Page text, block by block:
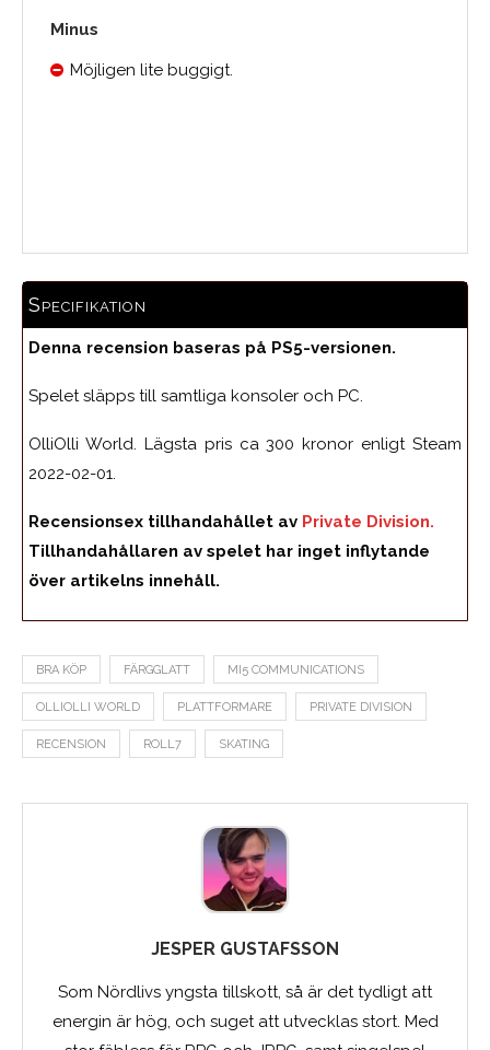
Minus
Möjligen lite buggigt.
Specifikation
Denna recension baseras på PS5-versionen.
Spelet släpps till samtliga konsoler och PC.
OlliOlli World. Lägsta pris ca 300 kronor enligt Steam
2022-02-01.
Recensionsex tillhandahållet av Private Division.
Tillhandahållaren av spelet har inget inflytande
över artikelns innehåll.
BRA KÖP FÄRGGLATT MI5 COMMUNICATIONS
OLLIOLLI WORLD PLATTFORMARE PRIVATE DIVISION
RECENSION ROLL7 SKATING
JESPER GUSTAFSSON
Som Nördlivs yngsta tillskott, så är det tydligt att
energin är hög, och suget att utvecklas stort. Med